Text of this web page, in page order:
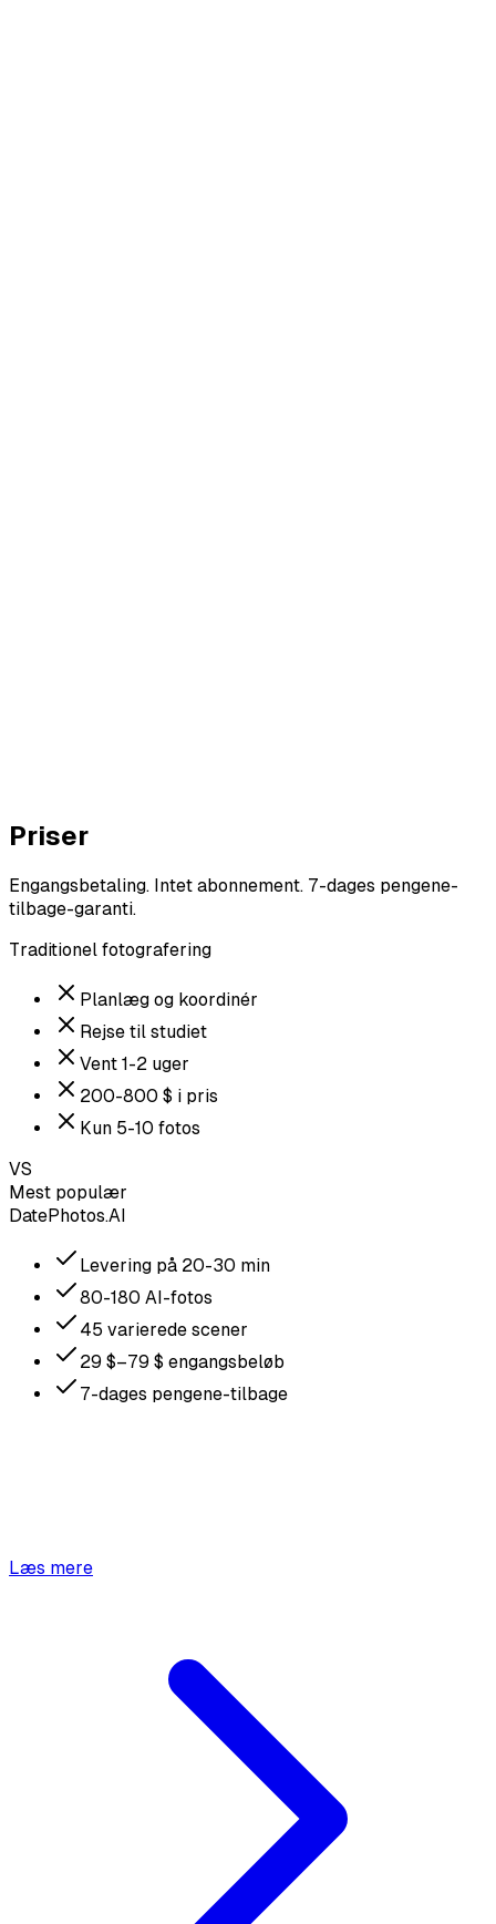
Priser
Engangsbetaling. Intet abonnement. 7-dages pengene-
tilbage-garanti.
Traditionel fotografering
Planlæg og koordinér
Rejse til studiet
Vent 1-2 uger
200-800 $ i pris
Kun 5-10 fotos
VS
Mest populær
DatePhotos.AI
Levering på 20-30 min
80-180 AI-fotos
45 varierede scener
29 $–79 $ engangsbeløb
7-dages pengene-tilbage
Læs mere